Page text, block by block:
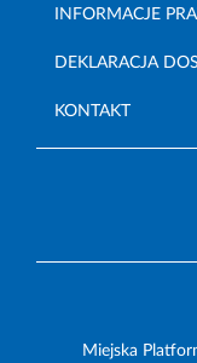
INFORMACJE
DEKLARACJA
KONTAKT
Miejska